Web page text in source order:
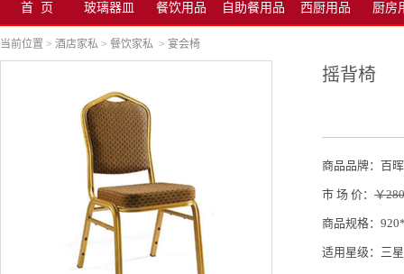
首 页 玻璃器皿 餐饮用品 自助餐用品 西厨用品 厨房
当前位置 > 酒店家私 > 餐饮家私 > 宴会椅
摇背椅
商品品牌：百晖
市 场 价： ￥
商品规格：
适用星级：三